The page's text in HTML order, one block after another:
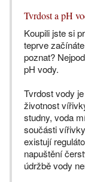
Tvrdost a pH
Koupili jste si
teprve
poznat?
pH vody.
Tvrdost vody
životnost
studny, voda
součásti
existují
napuštění
údržbě vody